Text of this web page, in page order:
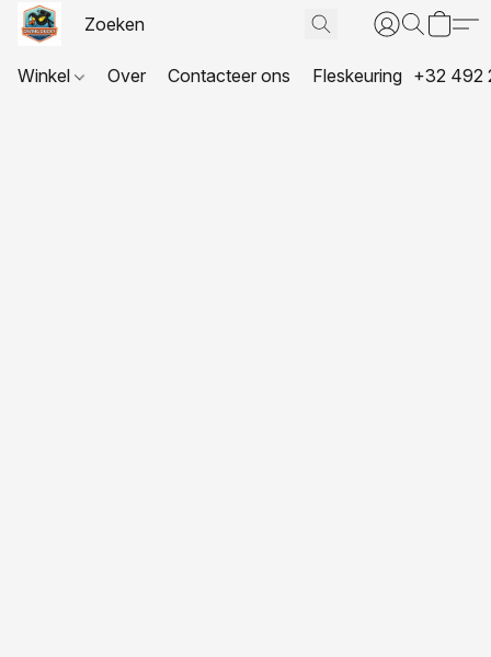
Winkel Over Contacteer ons Fleskeuring +32 492